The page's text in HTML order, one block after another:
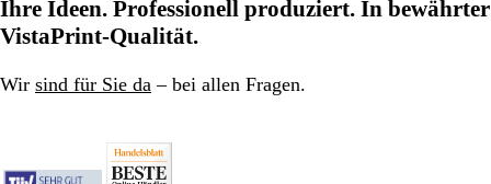
Ihre Ideen. Professionell produziert. In bewährter
VistaPrint-Qualität.
Wir sind für Sie da – bei allen Fragen.